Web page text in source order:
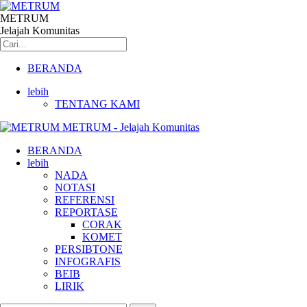
METRUM
Jelajah Komunitas
BERANDA
lebih
TENTANG KAMI
METRUM - Jelajah Komunitas
BERANDA
lebih
NADA
NOTASI
REFERENSI
REPORTASE
CORAK
KOMET
PERSIBTONE
INFOGRAFIS
BEIB
LIRIK